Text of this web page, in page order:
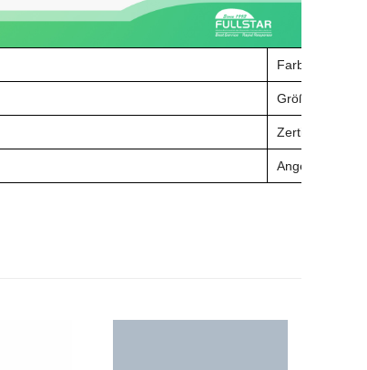
Farbe
Größe
Zertifizierung
Angepasst